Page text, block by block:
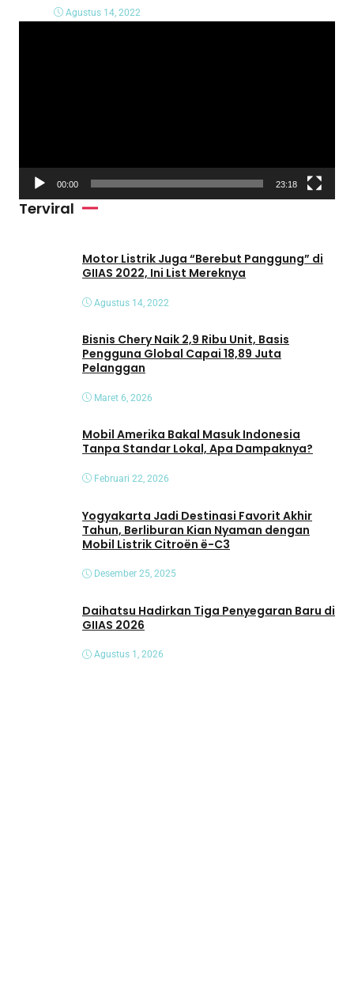
Agustus 14, 2022
d
00:00 23:18
Terviral
Motor Listrik Juga “Berebut Panggung” di
GIIAS 2022, Ini List Mereknya
Agustus 14, 2022
Bisnis Chery Naik 2,9 Ribu Unit, Basis
Pengguna Global Capai 18,89 Juta
Pelanggan
Maret 6, 2026
Mobil Amerika Bakal Masuk Indonesia
Tanpa Standar Lokal, Apa Dampaknya?
Februari 22, 2026
Yogyakarta Jadi Destinasi Favorit Akhir
Tahun, Berliburan Kian Nyaman dengan
Mobil Listrik Citroën ë-C3
Desember 25, 2025
Daihatsu Hadirkan Tiga Penyegaran Baru di
GIIAS 2026
Agustus 1, 2026